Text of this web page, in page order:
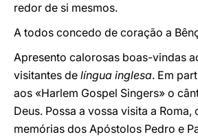
redor de si mesmos.
A todos concedo de coração a
Apresento calorosas boas-vindas
visitantes de língua inglesa. Em
aos «Harlem Gospel Singers» o
Deus. Possa a vossa visita a Roma,
memórias dos Apóstolos Pedro e